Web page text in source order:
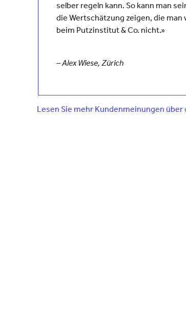
selber regeln kann. So kann man
die Wertschätzung zeigen, die man
beim Putzinstitut & Co. nicht.»
– Alex Wiese, Zürich
Lesen Sie mehr Kundenmeinungen über